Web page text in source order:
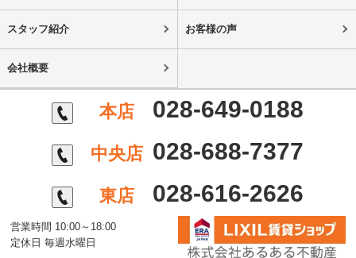
スタッフ紹介 お客様の声
会社概要
本店 028-649-0188
中央店 028-688-7377
東店 028-616-2626
営業時間 10:00～18:00
定休日 毎週水曜日